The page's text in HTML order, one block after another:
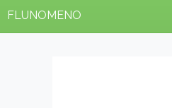
FLUNOMENO